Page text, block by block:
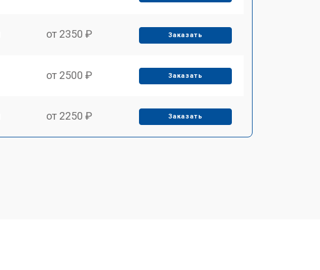
от 2350 ₽ Заказать
от 2500 ₽ Заказать
от 2250 ₽ Заказать